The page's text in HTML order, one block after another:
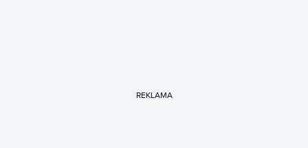
REKLAMA